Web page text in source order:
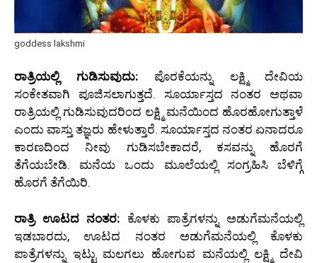
goddess lakshmi
ರಾತ್ರಿಯಲ್ಲಿ ಗುಡಿಸುವುದು:ಪೊರಕೆಯನ್ನು ಲಕ್ಷ್ಮಿ ದೇವಿಯ
ಸಂಕೇತವಾಗಿ ಪೂಜಿಸಲಾಗುತ್ತದೆ. ಸೂರ್ಯಾಸ್ತದ ನಂತರ ಅಥವಾ
ರಾತ್ರಿಯಲ್ಲಿ ಗುಡಿಸುವುದರಿಂದ ಲಕ್ಷ್ಮಿ ಮನೆಯಿಂದ ಹೊರಹೋಗುತ್ತಾಳೆ
ಎಂದು ವಾಸ್ತು ತಜ್ಞರು ಹೇಳುತ್ತಾರೆ. ಸೂರ್ಯಾಸ್ತದ ನಂತರ ಏನಾದರೂ
ಕಾರಣದಿಂದ ನೀವು ಗುಡಿಸಬೇಕಾದರೆ, ಕಸವನ್ನು ಹೊರಗೆ
ತೆಗೆಯಬೇಡಿ. ಮನೆಯ ಒಂದು ಮೂಲೆಯಲ್ಲಿ ಸಂಗ್ರಹಿಸಿ ಬೆಳಿಗ್ಗೆ
ಹೊರಗೆ ತೆಗೆಯಿರಿ.
ರಾತ್ರಿ ಊಟದ ನಂತರ: ಕೊಳಕು ಪಾತ್ರೆಗಳನ್ನು ಅಡುಗೆಮನೆಯಲ್ಲಿ
ಇಡಬಾರದು, ಊಟದ ನಂತರ ಅಡುಗೆಮನೆಯಲ್ಲಿ ಕೊಳಕು
ಪಾತ್ರೆಗಳನ್ನು ಇಟ್ಟು ಮಲಗಲು ಹೋಗುವ ಮನೆಯಲ್ಲಿ ಲಕ್ಷ್ಮಿ ದೇವಿ